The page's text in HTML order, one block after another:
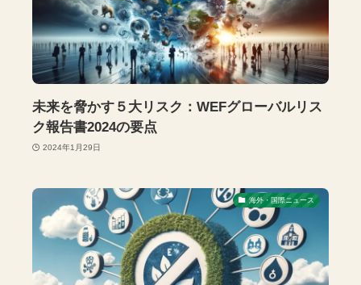
未来を脅かす５大リスク：WEFグローバルリス
ク報告書2024の要点
2024年1月29日
海外・国際ニュース